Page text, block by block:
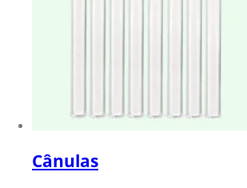
Cânulas